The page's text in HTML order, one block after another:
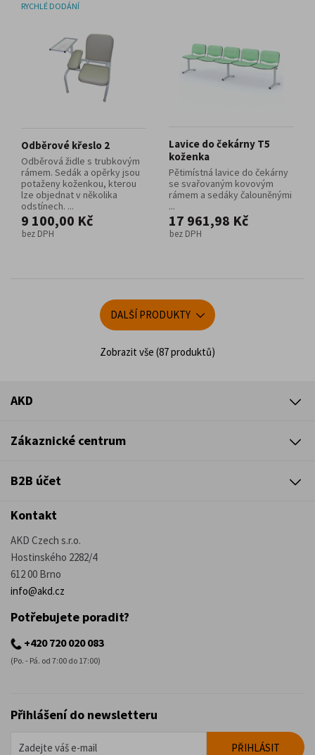
RYCHLÉ DODÁNÍ
Odběrové křeslo 2
Odběrová židle s trubkovým
rámem. Sedák a opěrky jsou
potaženy koženkou, kterou
lze objednat v několika
odstínech. ...
9 100,00 Kč
bez DPH
Lavice do čekárny T5
koženka
Pětimístná lavice do čekárny
se svařovaným kovovým
rámem a sedáky čalouněnými
...
17 961,98 Kč
bez DPH
DALŠÍ PRODUKTY
Zobrazit vše (87 produktů)
AKD
Zákaznické centrum
B2B účet
Kontakt
AKD Czech s.r.o.
Hostinského 2282/4
612 00 Brno
info@akd.cz
Potřebujete poradit?
+420 720 020 083
(Po. - Pá. od 7:00 do 17:00)
Přihlášení do newsletteru